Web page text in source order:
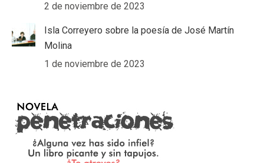
2 de noviembre de 2023
Isla Correyero sobre la poesía de José Martín
Molina
1 de noviembre de 2023